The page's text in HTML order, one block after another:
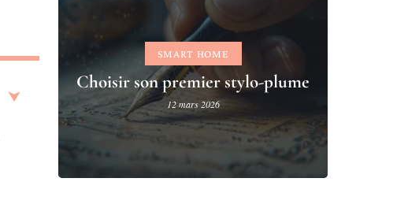
SMART HOME
Choisir son premier stylo-plume
12 mars 2026